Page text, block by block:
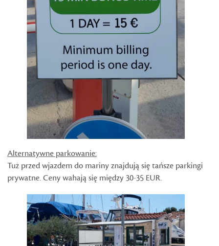
Alternatywne parkowanie:
Tuż przed wjazdem do mariny znajdują się tańsze parkingi
prywatne. Ceny wahają się między 30-35 EUR.